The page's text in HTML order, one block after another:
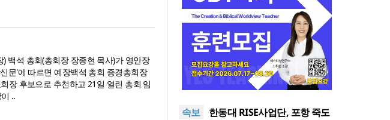
백석 총회(총회장 장종현 목사)가 영안장
문'에 따르면 예장백석 총회 증경총회장
장 후보으로 추천하고 21일 열린 총회 임
..
속보
느헤미야 연합기도회, ‘왕의 기
위해 합심
희망의 미래를 향하여”
한동대 RISE사업단, 포항 죽도